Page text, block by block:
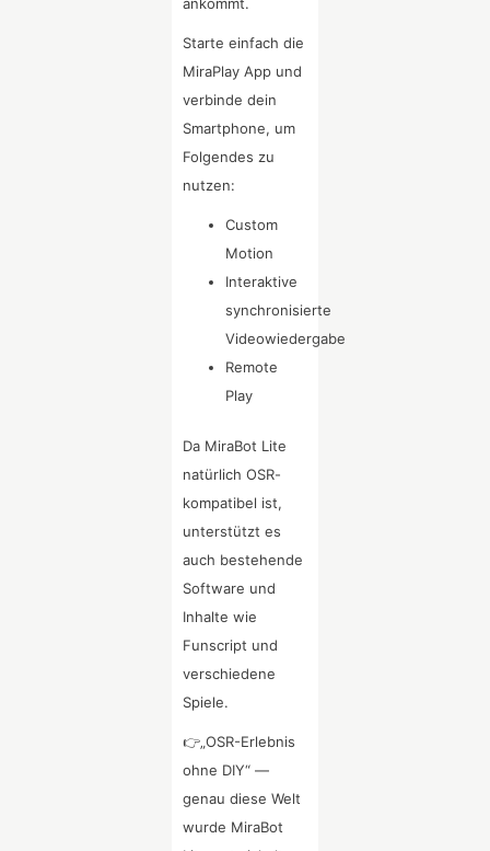
ankommt.
Starte einfach die
MiraPlay App und
verbinde dein
Smartphone, um
Folgendes zu
nutzen:
Custom
Motion
Interaktive
synchronisierte
Videowiedergabe
Remote
Play
Da MiraBot Lite
natürlich OSR-
kompatibel ist,
unterstützt es
auch bestehende
Software und
Inhalte wie
Funscript und
verschiedene
Spiele.
👉„OSR-Erlebnis
ohne DIY“ —
genau diese Welt
wurde MiraBot